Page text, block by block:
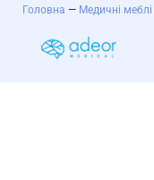
Головна — Медичні меблі